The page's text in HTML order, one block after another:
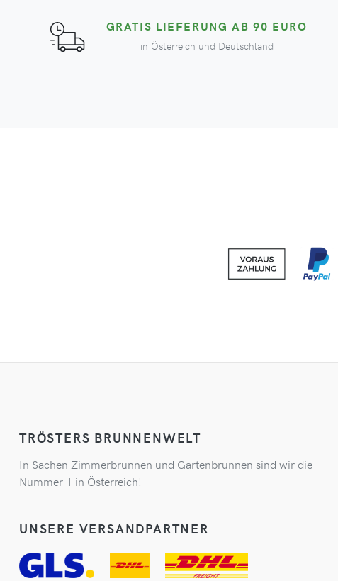
GRATIS LIEFERUNG AB 90 EURO
in Österreich und Deutschland
TRÖSTERS BRUNNENWELT
In Sachen Zimmerbrunnen und Gartenbrunnen sind wir die
Nummer 1 in Österreich!
UNSERE VERSANDPARTNER